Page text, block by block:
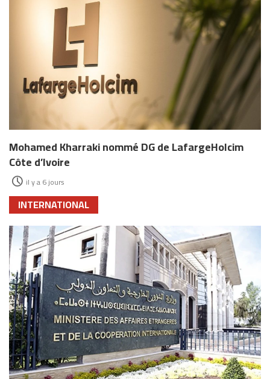
Mohamed Kharraki nommé DG de LafargeHolcim
Côte d’Ivoire
il y a 6 jours
INTERNATIONAL